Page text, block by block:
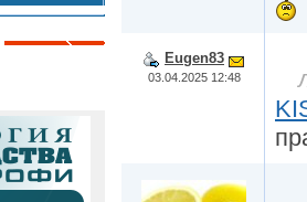
Eugen83
03.04.2025 12:48